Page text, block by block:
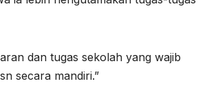
dan tugas sekolah yang wajib
secara mandiri.”